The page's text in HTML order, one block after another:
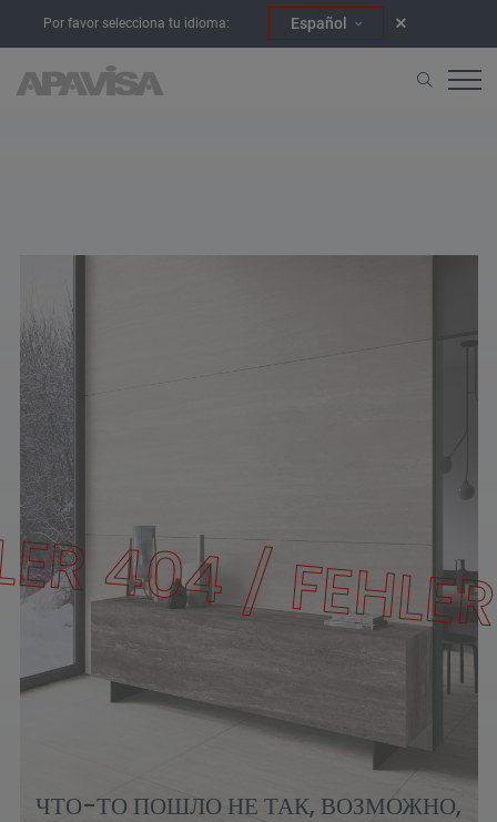
Por favor selecciona tu idioma: Español
404 /
ЧТО-ТО ПОШЛО НЕ ТАК, ВОЗМОЖНО,